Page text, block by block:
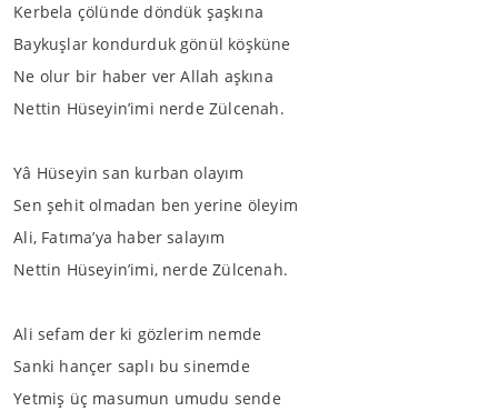
Kerbela çölünde döndük şaşkına
Baykuşlar kondurduk gönül köşküne
Ne olur bir haber ver Allah aşkına
Nettin Hüseyin’imi nerde Zülcenah.
Yâ Hüseyin san kurban olayım
Sen şehit olmadan ben yerine öleyim
Ali, Fatıma’ya haber salayım
Nettin Hüseyin’imi, nerde Zülcenah.
Ali sefam der ki gözlerim nemde
Sanki hançer saplı bu sinemde
Yetmiş üç masumun umudu sende